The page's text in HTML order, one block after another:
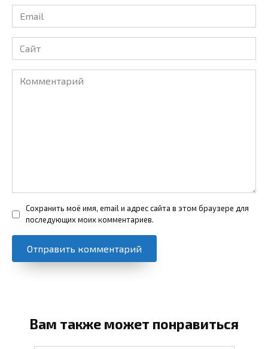
Email
*
Сайт
Комментарий
Сохранить моё имя, email и адрес сайта в этом браузере для
последующих моих комментариев.
Вам также может понравиться